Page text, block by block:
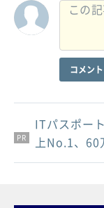
コメン
PR
PR
PR
ITパスポー
上No.1、60